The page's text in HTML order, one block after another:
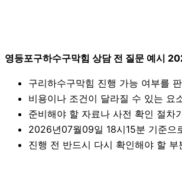
영등포구하수구막힘 상담 전 질문 예시
구리하수구막힘 진행 가능 여부를
비용이나 조건이 달라질 수 있는 요
준비해야 할 자료나 사전 확인 절차
2026년07월09일 18시15분 기준으
진행 전 반드시 다시 확인해야 할 부